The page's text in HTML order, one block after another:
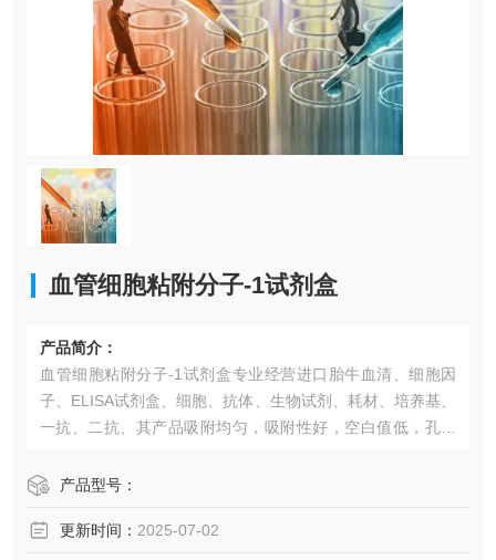
血管细胞粘附分子-1试剂盒
产品简介：
血管细胞粘附分子-1试剂盒​专业经营进口胎牛血清、细胞因
子、ELISA试剂盒、细胞、抗体、生物试剂、耗材、培养基、
一抗、二抗、其产品吸附均匀，吸附性好，空白值低，孔底
稳定的纯化技术，保证产品均能现货供应和产品质量的稳定
产品型号：
更新时间： 2025-07-02